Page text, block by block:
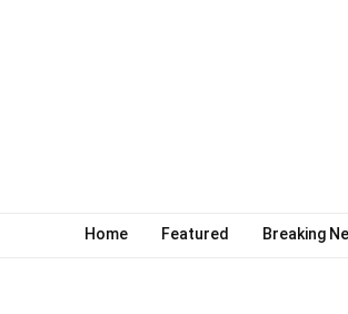
Home Featured Breaking